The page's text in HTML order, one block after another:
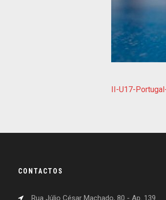
II-U17-
CONTACTOS
Rua Júlio César Machado, 80 - Ap. 139